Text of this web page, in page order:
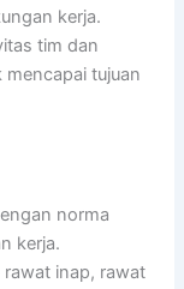
kerja.
tim dan
tujuan
norma
kerja.
inap, rawat